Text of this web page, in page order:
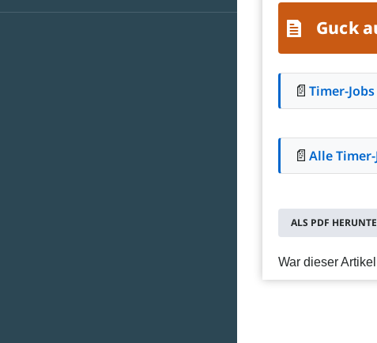
Guck
📄 Timer-
📄 Alle Timer-
ALS PDF
War dieser